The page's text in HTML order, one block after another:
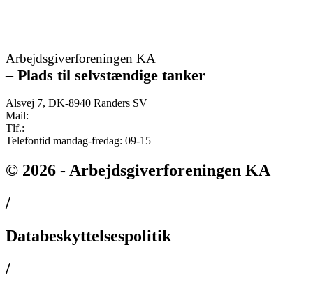
Arbejdsgiverforeningen KA
–Plads til selvstændige tanker
Alsvej 7, DK-8940 Randers SV
Mail:
Tlf.:
Telefontid mandag-fredag: 09-15
© 2026 - Arbejdsgiverforeningen KA
/
Databeskyttelsespolitik
/